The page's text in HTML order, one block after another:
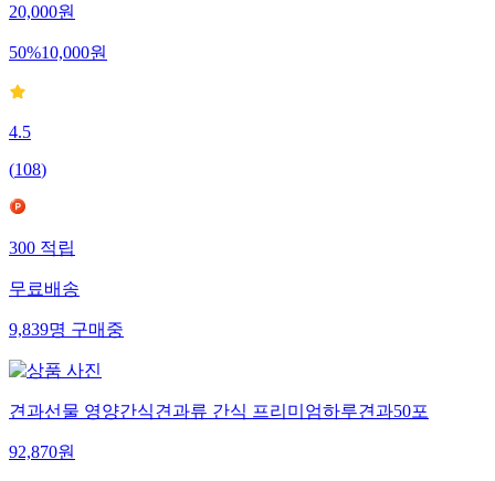
20,000원
50%10,000원
4.5
(108)
300적립
무료배송
9,839명구매중
견과선물 영양간식견과류 간식 프리미엄하루견과50포
92,870원